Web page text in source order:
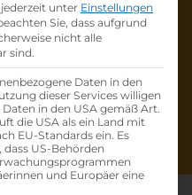
unter Einstellungen
Sie, dass aufgrund
nicht alle
sind.
Daten in den
dieser Services willigen
in den USA gemäß Art.
die USA als ein Land mit
EU-Standards ein. Es
dass US-Behörden
und Europäer eine